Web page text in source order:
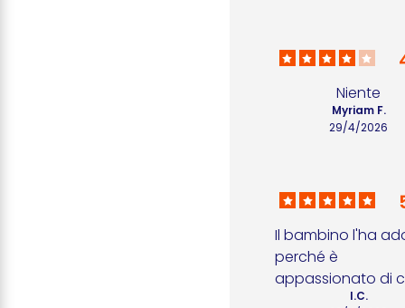
Niente
29/4/2026
Myriam F.
Il bambino l'ha
perché è
appassionato di
I.C.